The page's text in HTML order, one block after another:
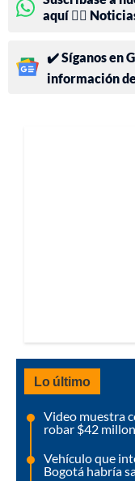
aquí 👉🏻
✔️ Síganos en
información
Lo último
Video muestra
robar $42
Vehículo que
Bogotá habría